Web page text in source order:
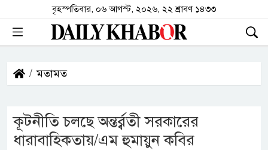
বৃহস্পতিবার, ০৬ আগস্ট, ২০২৬, ২২ শ্রাবণ ১৪৩৩
মতামত
কূটনীতি চলছে অন্তর্র্বতী সরকারের
ধারাবাহিকতায়/এম হুমায়ুন কবির